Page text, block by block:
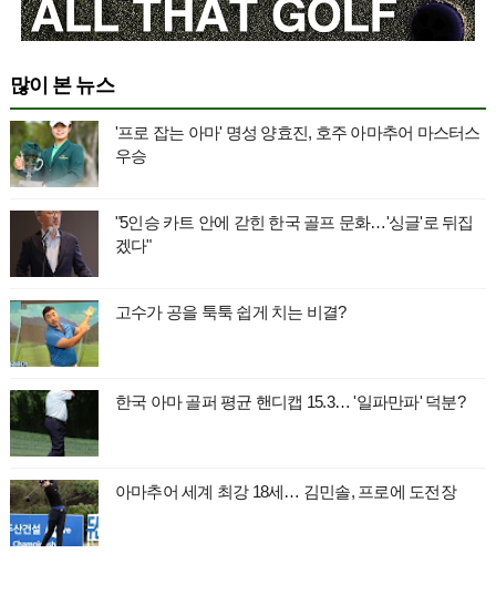
많이 본 뉴스
'프로 잡는 아마' 명성 양효진, 호주 아마추어 마스터스
우승
"5인승 카트 안에 갇힌 한국 골프 문화…'싱글'로 뒤집
겠다"
고수가 공을 툭툭 쉽게 치는 비결?
한국 아마 골퍼 평균 핸디캡 15.3… '일파만파' 덕분?
아마추어 세계 최강 18세… 김민솔, 프로에 도전장